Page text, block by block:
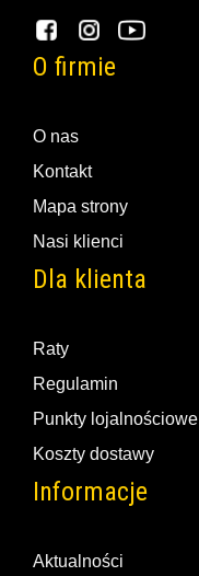
O firmie
O nas
Kontakt
Mapa strony
Nasi klienci
Dla klienta
Raty
Regulamin
Punkty lojalnościowe
Koszty dostawy
Informacje
Aktualności